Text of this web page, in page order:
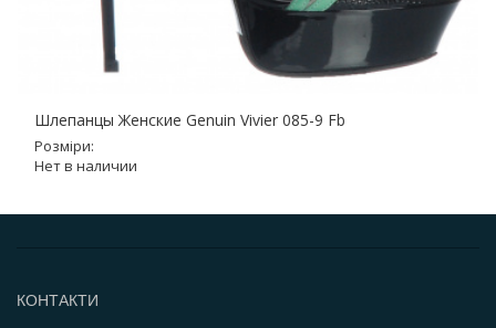
Шлепанцы Женские Genuin Vivier 085-9 Fb
Розміри:
Нет в наличии
КОНТАКТИ